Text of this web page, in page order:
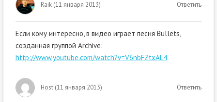
Raik(11 января 2013) Ответить
Если кому интересно, в видео играет песня Bullets,
созданная группой Archive:
http://www.youtube.com/watch?v=V6nbFZtxAL4
Host(11 января 2013) Ответить